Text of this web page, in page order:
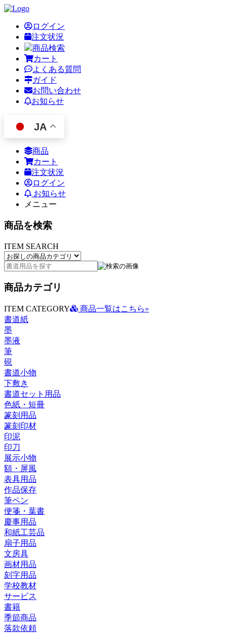
ログイン
注文状況
商品検索
カート
よくある質問
ガイド
お問い合わせ
お知らせ
JA
商品
カート
注文状況
ログイン
お知らせ
メニュー
商品を検索
ITEM SEARCH
商品カテゴリ
ITEM CATEGORY
商品一覧はこちら»
書道紙
墨
墨液
筆
硯
書道小物
下敷き
書道セット用品
色紙・短冊
篆刻用品
篆刻印材
印泥
印刀
展示小物
額・屏風
表具用品
作品保存
筆ペン
便箋・葉書
慶事用品
和紙工芸品
扇子用品
文房具
画材用品
刻字用品
学校教材
サービス
書籍
季節商品
落款依頼